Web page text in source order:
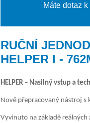
Máte dotaz
RUČNÍ
HELPER I -
HELPER – Nasilný vstup a
Nově přepracovaný nástroj s
Vyvinuto na základě